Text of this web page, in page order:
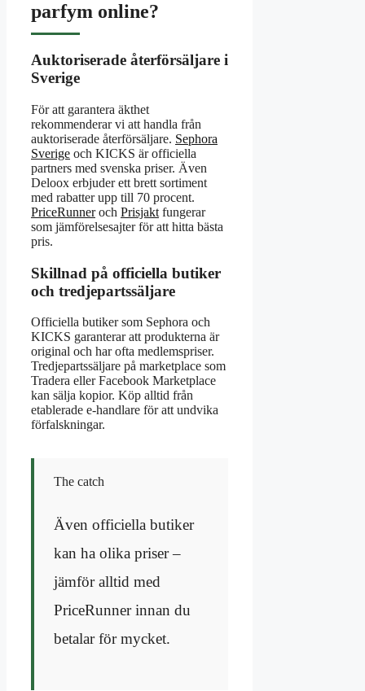
parfym online?
Auktoriserade återförsäljare i
Sverige
För att garantera äkthet
rekommenderar vi att handla från
auktoriserade återförsäljare. Sephora
Sverige och KICKS är officiella
partners med svenska priser. Även
Deloox erbjuder ett brett sortiment
med rabatter upp till 70 procent.
PriceRunneroch Prisjakt fungerar
som jämförelsesajter för att hitta bästa
pris.
Skillnad på officiella butiker
och tredjepartssäljare
Officiella butiker som Sephora och
KICKS garanterar att produkterna är
original och har ofta medlemspriser.
Tredjepartssäljare på marketplace som
Tradera eller Facebook Marketplace
kan sälja kopior. Köp alltid från
etablerade e-handlare för att undvika
förfalskningar.
The catch
Även officiella butiker
kan ha olika priser –
jämför alltid med
PriceRunner innan du
betalar för mycket.